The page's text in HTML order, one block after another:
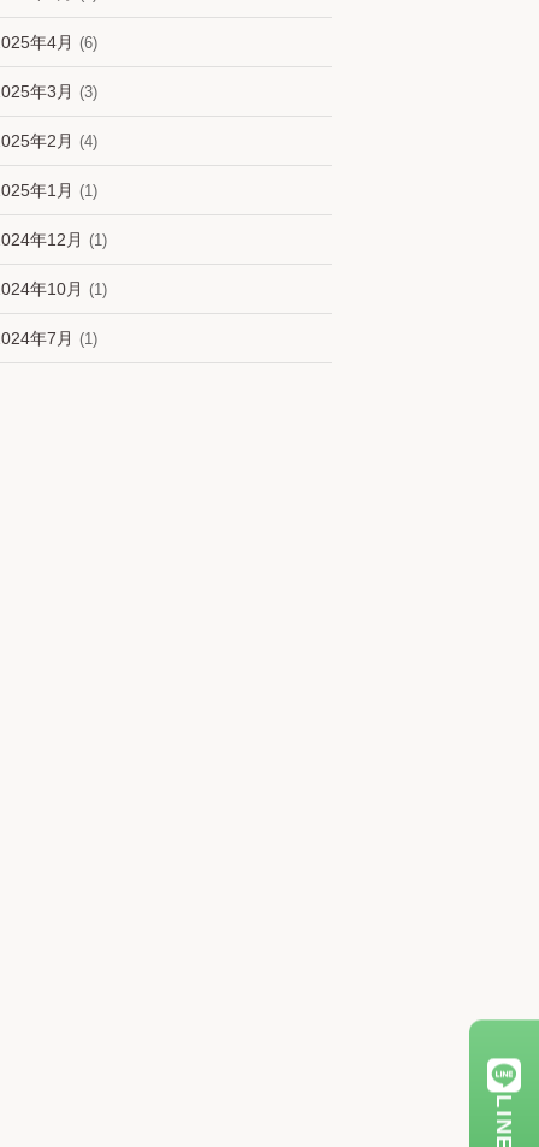
年4月 (6)
年3月 (3)
年2月 (4)
年1月 (1)
年12月 (1)
年10月 (1)
年7月 (1)